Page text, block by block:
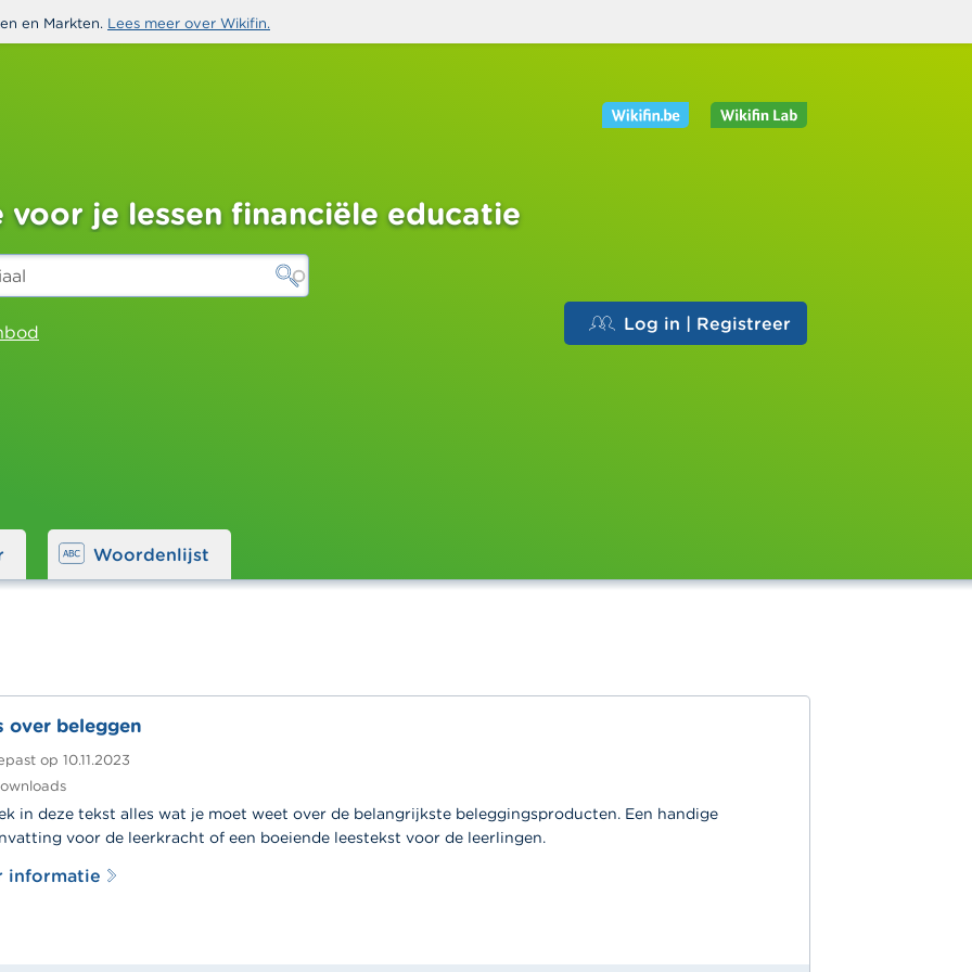
en Markten. Lees meer over Wikifin.
voor je lessen financiële educatie
Log in | Registreer
Woordenlijst
over beleggen
op 10.11.2023
in deze tekst alles wat je moet weet over de belangrijkste beleggingsproducten. Een handige
voor de leerkracht of een boeiende leestekst voor de leerlingen.
informatie